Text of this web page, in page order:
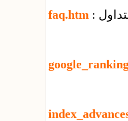
faq.htm